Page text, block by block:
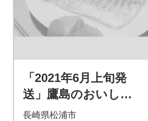
「2021年6月上旬発
送」鷹島のおいしか
タイ(約1.2kg)
長崎県松浦市